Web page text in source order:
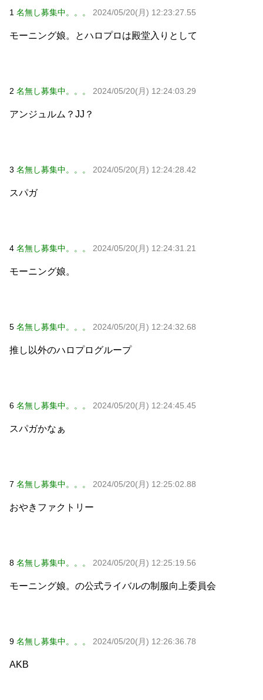
裁判で土下座してないキミは本気じゃないな」 NEW!
ディズニーからの帰り道。夫「息子連れて離れろ！あと警
察に通報！」私「助けて！」駅員「どうしました！？」→ト
【続報】上沼恵美子が三山凌輝を「浮気虫」認定→ガル民
「宮川大輔」いじりで大盛り上がりｗｗｗ
パチンコ京楽産業に譲渡【ノース・リバー】【窪田康志】
1 名無し募集中。。。 2024/05/20(月) 12:23:27.55
モーニング娘。とハロプロは殿堂入りとして
2 名無し募集中。。。 2024/05/20(月) 12:24:03.29
アンジュルム？JJ？
3 名無し募集中。。。 2024/05/20(月) 12:24:28.42
スパガ
4 名無し募集中。。。 2024/05/20(月) 12:24:31.21
モーニング娘。
5 名無し募集中。。。 2024/05/20(月) 12:24:32.68
推し以外のハロプログループ
6 名無し募集中。。。 2024/05/20(月) 12:24:45.45
スパガかなぁ
7 名無し募集中。。。 2024/05/20(月) 12:25:02.88
おやきファクトリー
8 名無し募集中。。。 2024/05/20(月) 12:25:19.56
モーニング娘。の公式ライバルの制服向上委員会
9 名無し募集中。。。 2024/05/20(月) 12:26:36.78
AKB